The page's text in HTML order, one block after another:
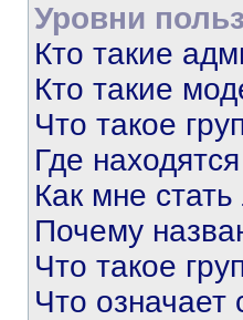
Уровни
Кто такие
Кто такие
Что такое
Где
Как мне
Почему
Что такое
Что